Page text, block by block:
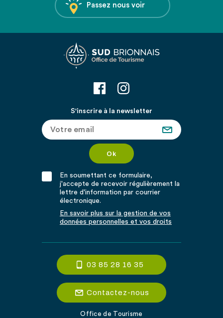
Passez nous voir
S'inscrire à la newsletter
En soumettant ce formulaire,
j'accepte de recevoir régulièrement la
lettre d'information par courrier
électronique.
En savoir plus sur la gestion de vos
données personnelles et vos droits
03 85 28 16 35
Contactez-nous
Office de Tourisme